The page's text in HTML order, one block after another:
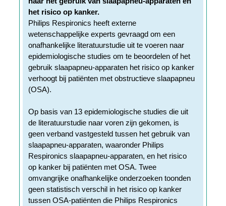
het risico op kanker.
Philips Respironics heeft externe
wetenschappelijke experts gevraagd om een
onafhankelijke literatuurstudie uit te voeren naar
epidemiologische studies om te beoordelen of het
gebruik slaapapneu-apparaten het risico op kanker
verhoogt bij patiënten met obstructieve slaapapneu
(OSA).
Op basis van 13 epidemiologische studies die uit
de literatuurstudie naar voren zijn gekomen, is
geen verband vastgesteld tussen het gebruik van
slaapapneu-apparaten, waaronder Philips
Respironics slaapapneu-apparaten, en het risico
op kanker bij patiënten met OSA. Twee
omvangrijke onafhankelijke onderzoeken toonden
geen statistisch verschil in het risico op kanker
tussen OSA-patiënten die Philips Respironics